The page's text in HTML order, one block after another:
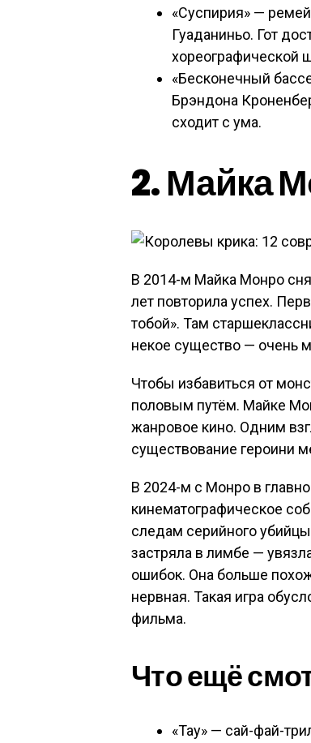
«Суспирия» —
Гуаданиньо. Гот
хореографической
«Бесконечный
Брэндона
сходит с ума.
2. Майка
В 2014-м Майка Монро
лет повторила успех.
тобой». Там
некое существо — очень
Чтобы избавиться от
половым путём. Майке
жанровое кино. Одним
существование героини
В 2024-м с Монро в
кинематографическое
следам серийного
застряла в лимбе —
ошибок. Она больше
нервная. Такая игра
фильма.
Что ещё
«Тау» — сай-фай-